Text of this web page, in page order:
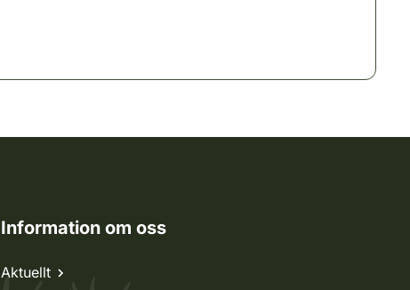
Information om oss
Aktuellt